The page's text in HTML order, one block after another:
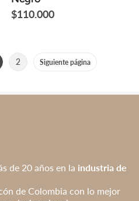
$110.000
2 Siguiente página
de 20 años en la industria de
de Colombia con lo mejor